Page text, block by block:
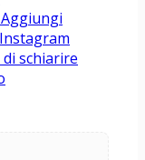
schiarire